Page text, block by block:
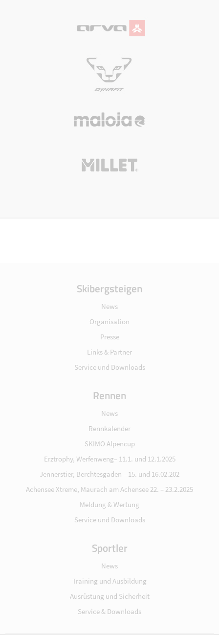
Skibergsteigen
News
Organisation
Presse
Links & Partner
Service und Downloads
Rennen
News
Rennkalender
SKIMO Alpencup
Erztrophy, Werfenweng– 11.1. und 12.1.2025
Jennerstier, Berchtesgaden – 15. und 16.02.202
Achensee Xtreme, Maurach am Achensee 22. – 23.2.2025
Meldung & Wertung
Service und Downloads
Sportler
News
Training und Ausbildung
Ausrüstung und Sicherheit
Service & Downloads